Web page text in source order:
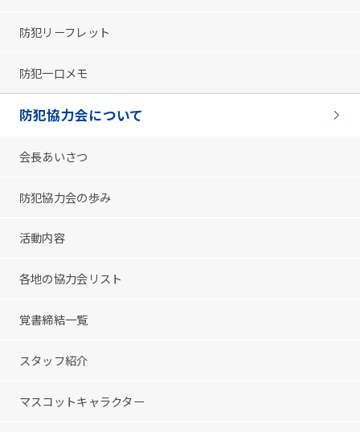
防犯リーフレット
防犯一口メモ
防犯協力会について
会長あいさつ
防犯協力会の歩み
活動内容
各地の協力会リスト
覚書締結一覧
スタッフ紹介
マスコットキャラクター